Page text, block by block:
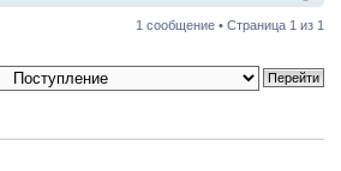
1 сообщение • Страница 1 из 1